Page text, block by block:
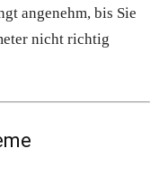
angenehm, bis Sie
nicht richtig